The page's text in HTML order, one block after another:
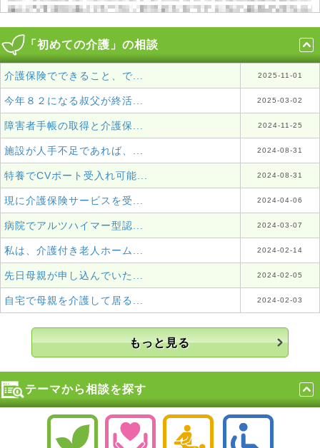
「初めての介護」の相談
介護保険でできること、で... 2025-11-01
今年８２になる叔父が終活... 2025-03-02
障害者手帳の取得と介護保... 2024-11-25
施設が人手不足であれば、... 2024-08-31
特養でCVポート受入れ可能... 2024-08-31
現に介護保険サービスを受... 2024-04-06
病院でアルツハイマー型認... 2024-03-07
私は、介護付き老人ホーム... 2024-02-14
先日母親が申し込んでいた... 2024-02-05
自宅で母親を介護して居る... 2024-02-03
もっと見る
テーマから相談を探す